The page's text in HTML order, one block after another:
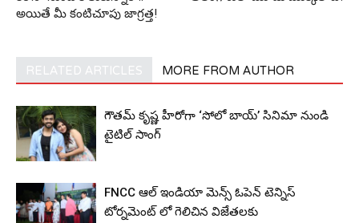
అయితే మీ కంటిచూపు జాగ్ర‌త్త‌!
RELATED ARTICLES MORE FROM AUTHOR
గౌతమ్ కృష్ణ హీరోగా ‘సోలో బాయ్’ సినిమా నుండి
టైటిల్ సాంగ్
FNCC ఆల్ ఇండియా మెన్స్ ఓపెన్ టెన్నిస్
టోర్నమెంట్ లో గెలిచిన విజేతలకు